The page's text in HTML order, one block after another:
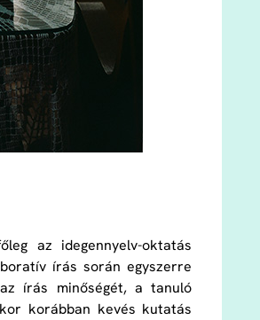
az idegennyelv-oktatás
írás során egyszerre
írás minőségét, a tanuló
korábban kevés kutatás